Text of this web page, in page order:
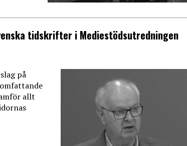
tidskrifter i Mediestödsutredningen
på
allt